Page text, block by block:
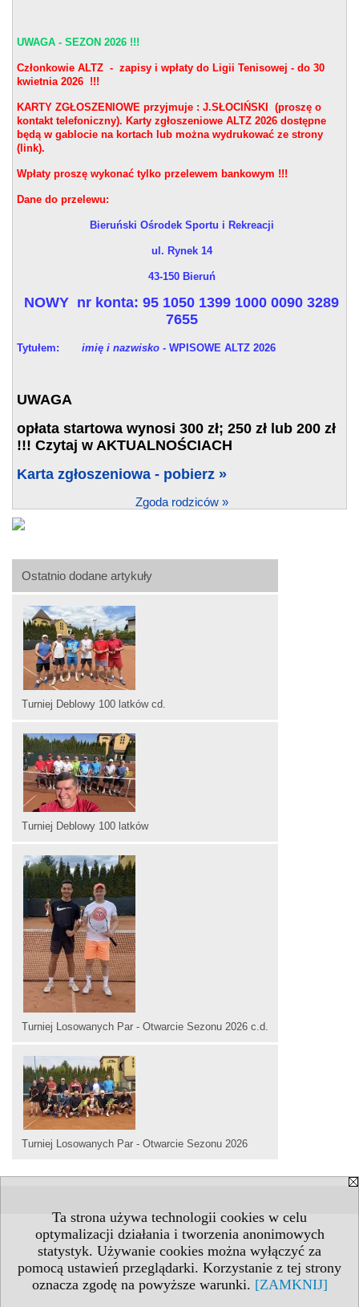
Ta strona używa technologii cookies w celu
optymalizacji działania i tworzenia anonimowych
statystyk. Używanie cookies można wyłączyć za
pomocą ustawień przeglądarki. Korzystanie z tej strony
oznacza zgodę na powyższe warunki. [ZAMKNIJ]
Ostatnio dodane artykuły
Turniej Deblowy 100 latków cd.
Turniej Deblowy 100 latków
Turniej Losowanych Par - Otwarcie Sezonu 2026 c.d.
Turniej Losowanych Par - Otwarcie Sezonu 2026
UWAGA - SEZON 2026 !!!
Członkowie ALTZ - zapisy i wpłaty do Ligii Tenisowej - do 30
kwietnia 2026 !!!
KARTY ZGŁOSZENIOWE przyjmuje : J.SŁOCIŃSKI (proszę o
kontakt telefoniczny). Karty zgłoszeniowe ALTZ 2026 dostępne
będą w gablocie na kortach lub można wydrukować ze strony
(link).
Wpłaty proszę wykonać tylko przelewem bankowym !!!
Dane do przelewu:
Bieruński Ośrodek Sportu i Rekreacji
ul. Rynek 14
43-150 Bieruń
NOWY nr konta: 95 1050 1399 1000 0090 3289
7655
Tytułem: imię i nazwisko - WPISOWE ALTZ 2026
UWAGA
opłata startowa wynosi 300 zł; 250 zł lub 200 zł
!!! Czytaj w AKTUALNOŚCIACH
Karta zgłoszeniowa - pobierz »
Zgoda rodziców »